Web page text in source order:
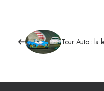
Tour Auto : la